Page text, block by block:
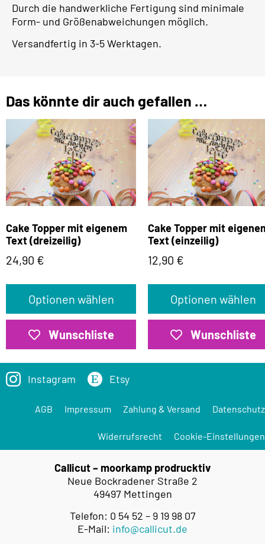
Durch die handwerkliche Fertigung sind minimale
Form- und Größenabweichungen möglich.
Versandfertig in 3-5 Werktagen.
Das könnte dir auch gefallen …
Cake Topper mit eigenem
Text (dreizeilig)
24,90 €
Optionen wählen
Wunschliste
Cake Topper mit
Text (einzeilig)
12,90 €
Optionen wählen
Wunschliste
Instagram Etsy
AGB Impressum Zahlung & Versand Datenschutz
Widerrufsrecht Cookie-Einstellungen
Callicut – moorkamp prodrucktiv
Neue Bockradener Straße 2
49497 Mettingen
Telefon: 0 54 52 – 9 19 98 07
E-Mail: info@callicut.de